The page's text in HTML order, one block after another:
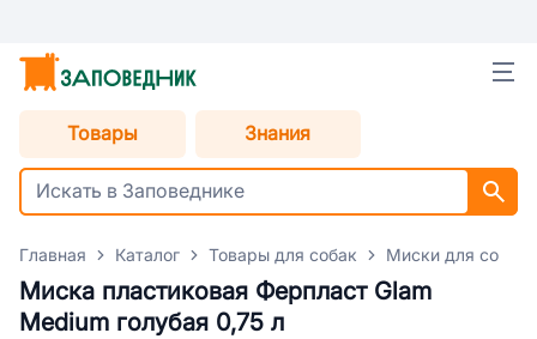
Товары Знания
Главная Каталог Товары для собак Миски для собак
Миска пластиковая Ферпласт Glam
Medium голубая 0,75 л